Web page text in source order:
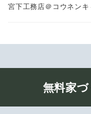
宮下工務店＠コウネン
無料家